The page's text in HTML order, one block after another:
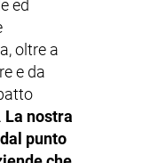
ed
oltre a
e da
La nostra
punto